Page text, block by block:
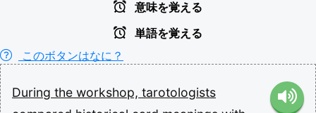
意味を覚える
単語を覚える
このボタンはなに？
During the workshop, tarotologists